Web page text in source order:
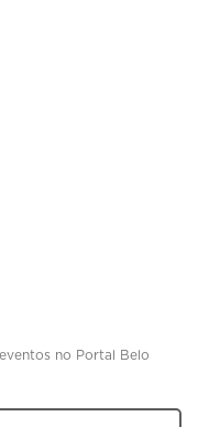
no Portal Belo